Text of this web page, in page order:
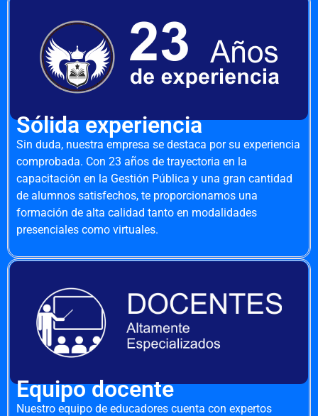
Sólida experiencia
Sin duda, nuestra empresa se destaca por su experiencia
comprobada. Con 23 años de trayectoria en la
capacitación en la Gestión Pública y una gran cantidad
de alumnos satisfechos, te proporcionamos una
formación de alta calidad tanto en modalidades
presenciales como virtuales.
Equipo docente
Nuestro equipo de educadores cuenta con expertos